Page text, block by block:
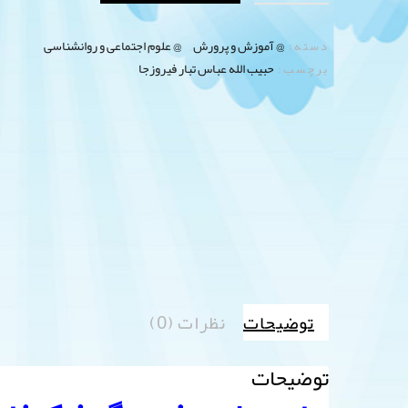
دسته: @ آموزش و پرورش, @ علوم اجتماعی و روانشناسی
برچسب: حبیب الله عباس تبار فیروزجا
توضیحات نظرات (0)
توضیحات